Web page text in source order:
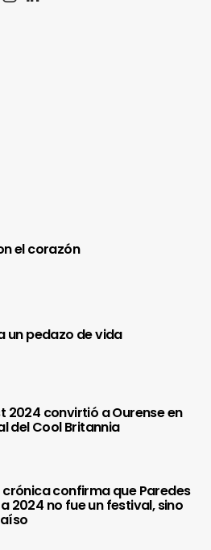
el corazón
un pedazo de vida
2024 convirtió a Ourense en
del Cool Britannia
crónica confirma que Paredes
2024 no fue un festival, sino